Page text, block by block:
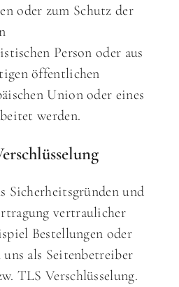
oder zum Schutz der
Person oder aus
öffentlichen
Union oder eines
werden.
Sicherheitsgründen und
vertraulicher
Bestellungen oder
als Seitenbetreiber
TLS Verschlüsselung.